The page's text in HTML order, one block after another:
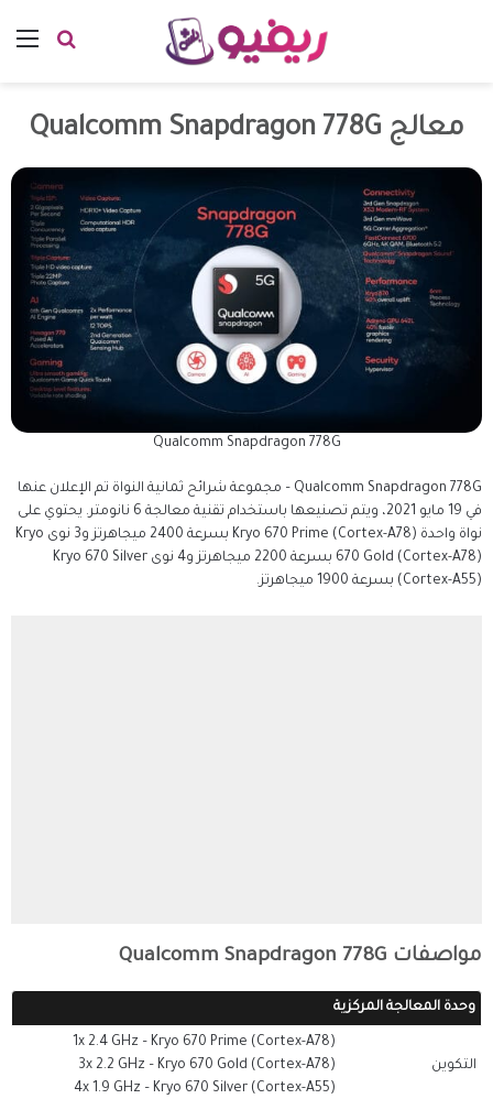
معالج Qualcomm Snapdragon 778G
Qualcomm Snapdragon 778G
Qualcomm Snapdragon 778G – مجموعة شرائح ثمانية النواة تم الإعلان عنها
في 19 مايو 2021، ويتم تصنيعها باستخدام تقنية معالجة 6 نانومتر. يحتوي على
نواة واحدة Kryo 670 Prime (Cortex-A78) بسرعة 2400 ميجاهرتز و3 نوى Kryo
670 Gold (Cortex-A78) بسرعة 2200 ميجاهرتز و4 نوى Kryo 670 Silver
(Cortex-A55) بسرعة 1900 ميجاهرتز.
مواصفات Qualcomm Snapdragon 778G
وحدة المعالجة المركزية
التكوين
1x 2.4 GHz – Kryo 670 Prime (Cortex-A78)
3x 2.2 GHz – Kryo 670 Gold (Cortex-A78)
4x 1.9 GHz – Kryo 670 Silver (Cortex-A55)